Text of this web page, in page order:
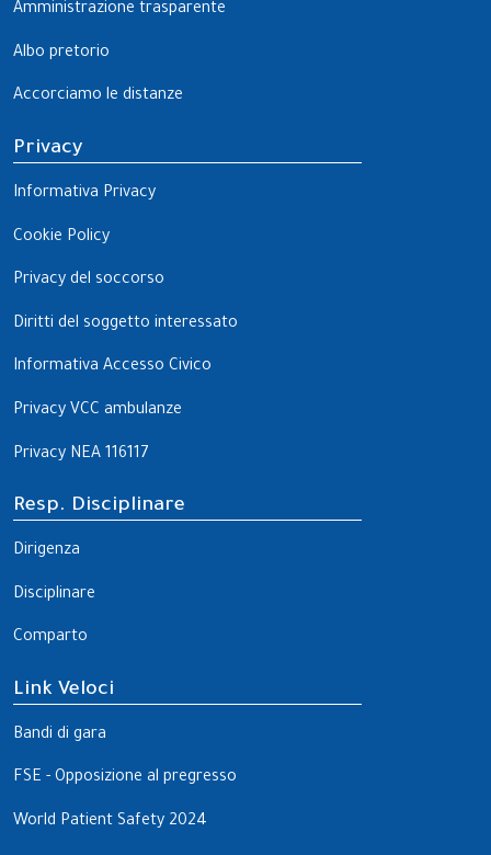
Amministrazione trasparente
Albo pretorio
Accorciamo le distanze
Privacy
Informativa Privacy
Cookie Policy
Privacy del soccorso
Diritti del soggetto interessato
Informativa Accesso Civico
Privacy VCC ambulanze
Privacy NEA 116117
Resp. Disciplinare
Dirigenza
Disciplinare
Comparto
Link Veloci
Bandi di gara
FSE - Opposizione al pregresso
World Patient Safety 2024